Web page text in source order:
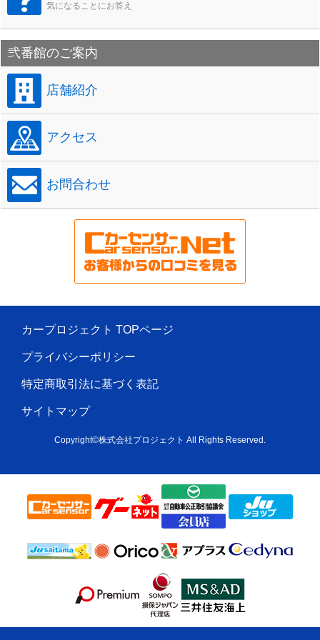
気になることにお答え
弐番館のご案内
店舗紹介
アクセス
お問合わせ
カープロジェクト TOPページ
プライバシーポリシー
特定商取引法に基づく表記
サイトマップ
Copyright©株式会社プロジェクト All Rights Reserved.